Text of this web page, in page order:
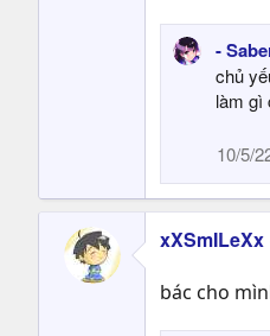
-
chủ
làm gì
10/5/
xXSmILeXx
bác cho